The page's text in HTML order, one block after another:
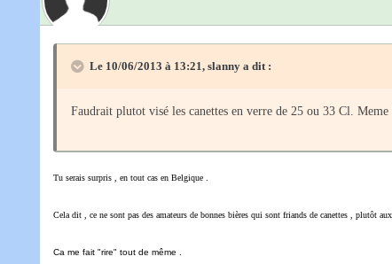
Le 10/06/2013 à 13:21, slanny a dit :
Faudrait plutot visé les canettes en verre de 25 ou 33 Cl.
Tu serais surpris , en tout cas en Belgique .
Cela dit , ce ne sont pas des amateurs de bonnes bières qui sont friands de canettes , plutôt
Ca me fait "rire" tout de même .